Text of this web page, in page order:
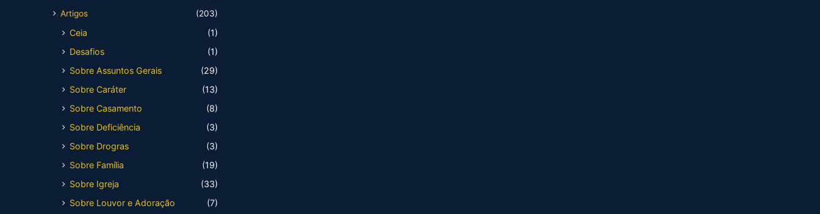
Artigos
(203)
Ceia
(1)
Desafios
(1)
Sobre Assuntos Gerais
(29)
Sobre Caráter
(13)
Sobre Casamento
(8)
Sobre Deficiência
(3)
Sobre Drogras
(3)
Sobre Família
(19)
Sobre Igreja
(33)
Sobre Louvor e Adoração
(7)